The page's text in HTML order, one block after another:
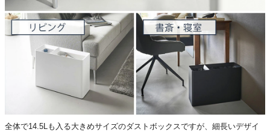
全体で14.5Lも入る大きめサイズのダストボックスですが、細長いデザイ